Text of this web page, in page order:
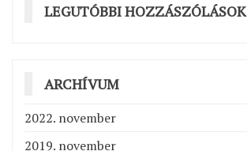
LEGUTÓBBI HOZZÁSZÓLÁSOK
ARCHÍVUM
2022. november
2019. november